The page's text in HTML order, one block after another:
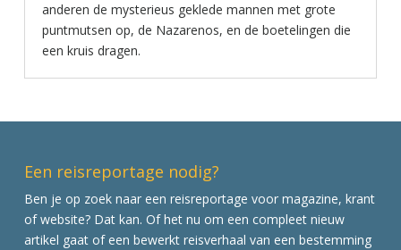
anderen de mysterieus geklede mannen met grote
puntmutsen op, de Nazarenos, en de boetelingen die
een kruis dragen.
Een reisreportage nodig?
Ben je op zoek naar een reisreportage voor magazine, krant
of website? Dat kan. Of het nu om een compleet nieuw
artikel gaat of een bewerkt reisverhaal van een bestemming